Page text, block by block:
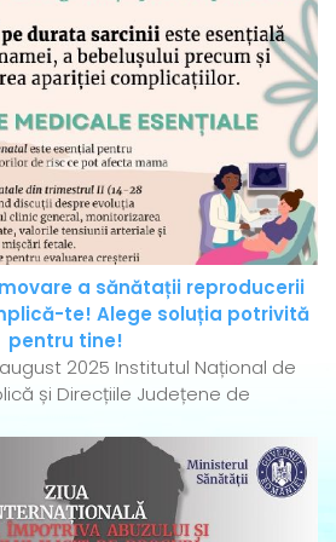
a sănătații reproducerii
te! Alege soluția potrivită
pentru tine!
2025 Institutul Național de
și Direcțiile Județene de